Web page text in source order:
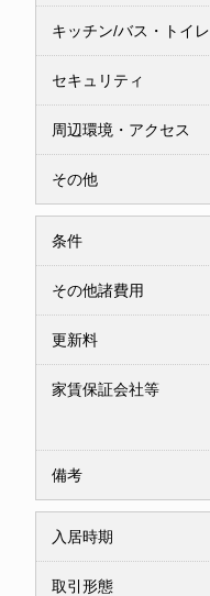
キッチン/バス・トイレ
セキュリティ
周辺環境・アクセス
その他
条件
その他諸費用
更新料
家賃保証会社等
備考
入居時期
取引形態